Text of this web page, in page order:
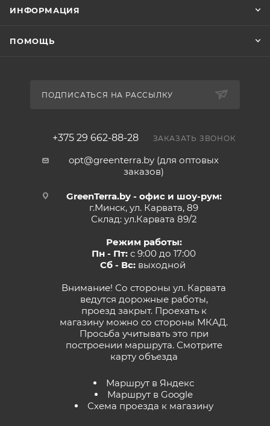
ИНФОРМАЦИЯ
ПОМОЩЬ
ПОДПИСАТЬСЯ НА РАССЫЛКУ
+375 29 662-88-28 ЗАКАЗАТЬ ЗВОНОК
opt@greenterra.by (для оптовых
заказов)
GreenTerra.by - офис и шоу-рум:
г.Минск, ул. Карвата, 89
Склад: ул.Карвата 89/2
Режим работы:
Пн - Пт: с 9:00 до 17:00
Сб - Вс:выходной
Внимание! Со стороны ул. Карвата
ведутся дорожные работы,
проезд закрыт. Проехать к
магазину можно со стороны МКАД.
Просьба учитывать это при
построении маршрута. Смотрите
карту объезда
Маршрут в Яндекс
Маршрут в Google
Схема проезда к магазину